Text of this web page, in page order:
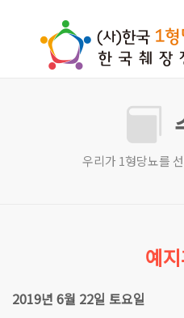
우리가 1형당뇨를
예
2019년 6월 22일 토요일